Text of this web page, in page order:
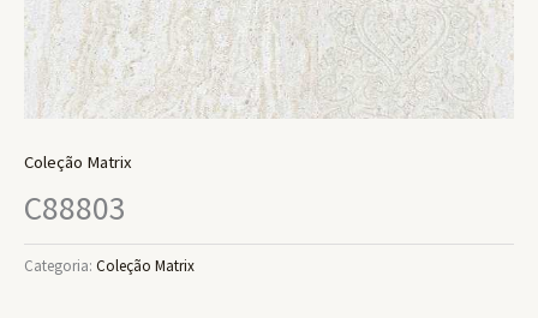
Coleção Matrix
C88803
Categoria: Coleção Matrix